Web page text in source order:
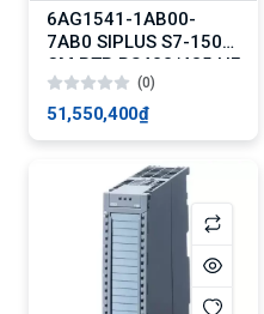
6AG1541-1AB00-
7AB0 SIPLUS S7-1500
CM PTP RS422/485 HF
(0)
51,550,400₫